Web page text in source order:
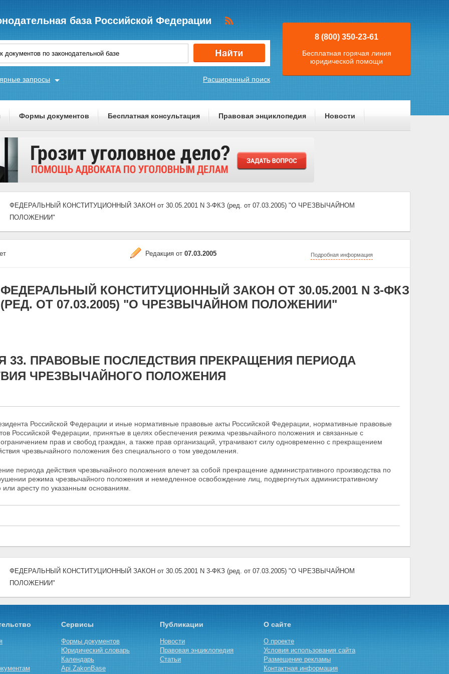
база Российской Федерации
Расширенный поиск
запросы
8 (800) 350-23-61
Бесплатная горячая линия
юридической помощи
Формы документов Бесплатная консультация Правовая энциклопедия Новости
ФЕДЕРАЛЬНЫЙ КОНСТИТУЦИОННЫЙ ЗАКОН от 30.05.2001 N 3-ФКЗ (ред. от 07.03.2005) "О ЧРЕЗВЫЧАЙНОМ
ПОЛОЖЕНИИ"
Редакция от 07.03.2005 Подробная информация
ФЕДЕРАЛЬНЫЙ КОНСТИТУЦИОННЫЙ ЗАКОН ОТ 30.05.2001 N 3-ФКЗ
(РЕД. ОТ 07.03.2005) "О ЧРЕЗВЫЧАЙНОМ ПОЛОЖЕНИИ"
33. ПРАВОВЫЕ ПОСЛЕДСТВИЯ ПРЕКРАЩЕНИЯ ПЕРИОДА
ЧРЕЗВЫЧАЙНОГО ПОЛОЖЕНИЯ
Российской Федерации и иные нормативные правовые акты Российской Федерации, нормативные правовые
Российской Федерации, принятые в целях обеспечения режима чрезвычайного положения и связанные с
прав и свобод граждан, а также прав организаций, утрачивают силу одновременно с прекращением
чрезвычайного положения без специального о том уведомления.
периода действия чрезвычайного положения влечет за собой прекращение административного производства по
режима чрезвычайного положения и немедленное освобождение лиц, подвергнутых административному
аресту по указанным основаниям.
ФЕДЕРАЛЬНЫЙ КОНСТИТУЦИОННЫЙ ЗАКОН от 30.05.2001 N 3-ФКЗ (ред. от 07.03.2005) "О ЧРЕЗВЫЧАЙНОМ
ПОЛОЖЕНИИ"
Сервисы
Формы документов
Юридический словарь
Календарь
Api.ZakonBase
Публикации
Новости
Правовая энциклопедия
Статьи
О сайте
О проекте
Условия использования сайта
Размещение рекламы
Контактная информация